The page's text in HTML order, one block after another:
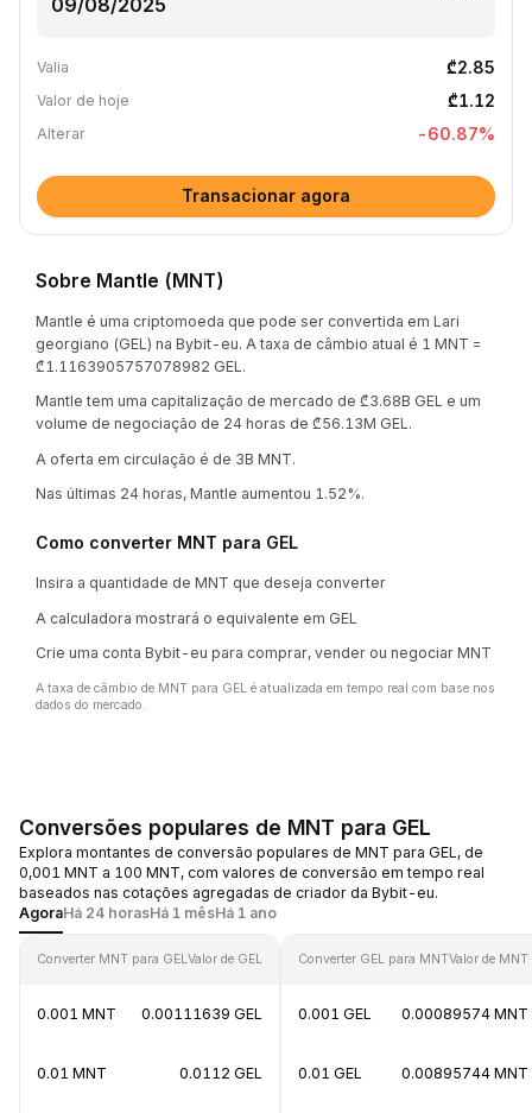
Valia ₾2.85
Valor de hoje ₾1.12
Alterar -60.87%
Transacionar agora
Sobre Mantle (MNT)
Mantle é uma criptomoeda que pode ser convertida em Lari
georgiano (GEL) na Bybit-eu. A taxa de câmbio atual é 1 MNT =
₾1.1163905757078982 GEL.
Mantle tem uma capitalização de mercado de ₾3.68B GEL e um
volume de negociação de 24 horas de ₾56.13M GEL.
A oferta em circulação é de 3B MNT.
Nas últimas 24 horas, Mantle aumentou 1.52%.
Como converter MNT para GEL
Insira a quantidade de MNT que deseja converter
A calculadora mostrará o equivalente em GEL
Crie uma conta Bybit-eu para comprar, vender ou negociar MNT
A taxa de câmbio de MNT para GEL é atualizada em tempo real com base nos
dados do mercado.
Conversões populares de MNT para GEL
Explora montantes de conversão populares de MNT para GEL, de
0,001 MNT a 100 MNT, com valores de conversão em tempo real
baseados nas cotações agregadas de criador da Bybit-eu.
AgoraHá 24 horasHá 1 mêsHá 1 ano
Converter MNT para GELValor de GEL
0.001 MNT 0.00111639 GEL
0.01 MNT 0.0112 GEL
Converter GEL para MNTValor de MNT
0.001 GEL 0.00089574 MNT
0.01 GEL 0.00895744 MNT